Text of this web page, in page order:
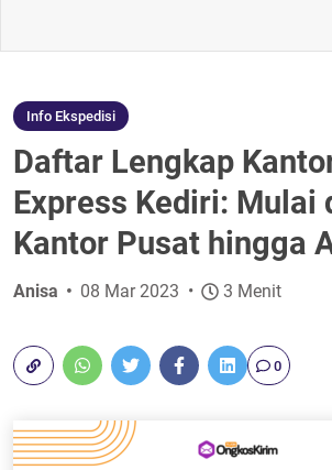
Info Ekspedisi
Daftar Lengkap
Express Kediri: Mulai
Kantor Pusat hingga
Anisa 08 Mar 2023 3 Menit
0